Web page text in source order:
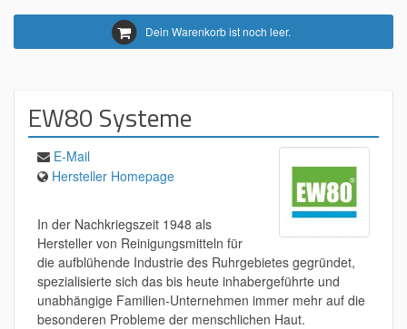
Dein Warenkorb ist noch leer.
EW80 Systeme
E-Mail
Hersteller Homepage
In der Nachkriegszeit 1948 als
Hersteller von Reinigungsmitteln für
die aufblühende Industrie des Ruhrgebietes gegründet,
spezialisierte sich das bis heute inhabergeführte und
unabhängige Familien-Unternehmen immer mehr auf die
besonderen Probleme der menschlichen Haut.